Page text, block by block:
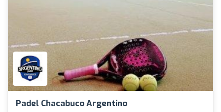
Padel Chacabuco Argentino